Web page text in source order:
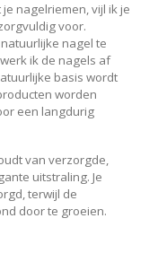
nagelriemen, vijl ik je
voor.
nagel te
ik de nagels af
basis wordt
worden
een langdurig
van verzorgde,
uitstraling. Je
terwijl de
door te groeien.